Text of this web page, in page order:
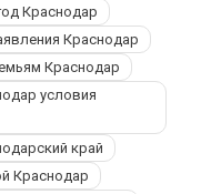
Краснодар
Краснодар
Краснодар
условия
край
Краснодар